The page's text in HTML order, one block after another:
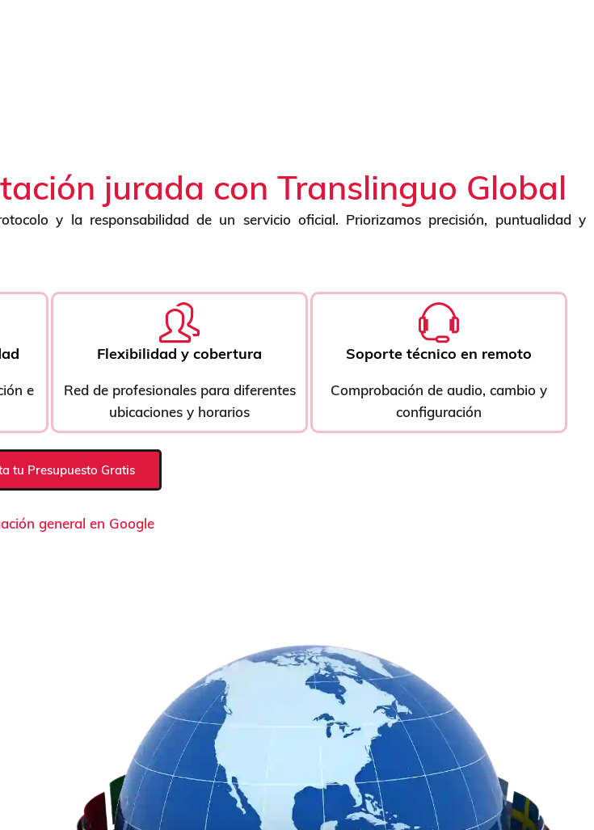
jurada con Translinguo Global
y la responsabilidad de un servicio oficial. Priorizamos precisión, puntualidad y
e
Flexibilidad y cobertura
Red de profesionales para diferentes
ubicaciones y horarios
Soporte técnico en remoto
Comprobación de audio, cambio y
configuración
tu Presupuesto Gratis
general en Google